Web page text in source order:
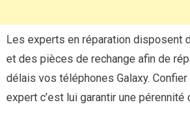
Les experts en réparation disposent
et des pièces de rechange afin de
délais vos téléphones Galaxy.
expert c’est lui garantir une pérennité